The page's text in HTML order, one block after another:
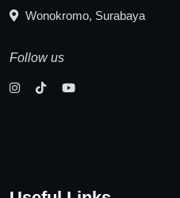
Wonokromo, Surabaya
Follow us